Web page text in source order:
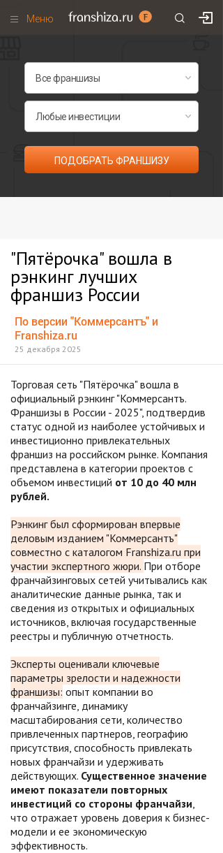
Меню
Франшизы по категориям
Рейтинг франшиз
Все франшизы списком
ПОДОБРАТЬ ФРАНШИЗУ
"Пятёрочка" вошла в
рэнкинг лучших
франшиз России
По версии "Коммерсантъ" и
Franshiza.ru
25 декабря 2025
Торговая сеть "Пятёрочка" вошла в
официальный рэнкинг "Коммерсантъ.
Франшизы в России - 2025", подтвердив
статус одной из наиболее устойчивых и
инвестиционно привлекательных
франшиз на российском рынке. Компания
представлена в категории проектов с
объемом инвестиций от 10 до 40 млн
рублей.
Рэнкинг был сформирован впервые
деловым изданием "Коммерсантъ"
совместно с каталогом Franshiza.ru при
участии экспертного жюри. При отборе
франчайзинговых сетей учитывались как
аналитические данные рынка, так и
сведения из открытых и официальных
источников, включая государственные
реестры и публичную отчетность.
Эксперты оценивали ключевые
параметры зрелости и надежности
франшизы: опыт компании во
франчайзинге, динамику
масштабирования сети, количество
привлеченных партнеров, географию
присутствия, способность привлекать
новых франчайзи и удерживать
действующих. Существенное значение
имеют показатели повторных
инвестиций со стороны франчайзи,
что отражает уровень доверия к бизнес-
модели и ее экономическую
эффективность.